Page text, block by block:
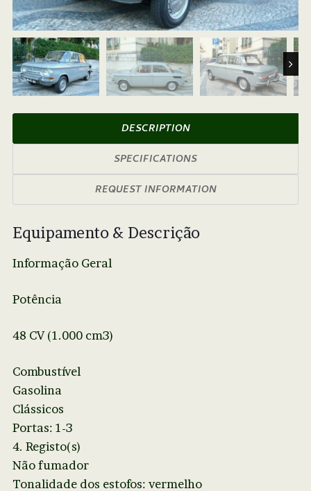
Next
DESCRIPTION
SPECIFICATIONS
REQUEST INFORMATION
Equipamento & Descrição
Informação Geral
Potência
48 CV (1.000 cm3)
Combustível
Gasolina
Clássicos
Portas: 1-3
4. Registo(s)
Não fumador
Tonalidade dos estofos: vermelho